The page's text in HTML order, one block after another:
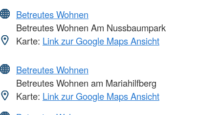
Betreutes Wohnen
Betreutes Wohnen Am Nussbaumpark
Karte: Link zur Google Maps Ansicht
Betreutes Wohnen
Betreutes Wohnen am Mariahilfberg
Karte: Link zur Google Maps Ansicht